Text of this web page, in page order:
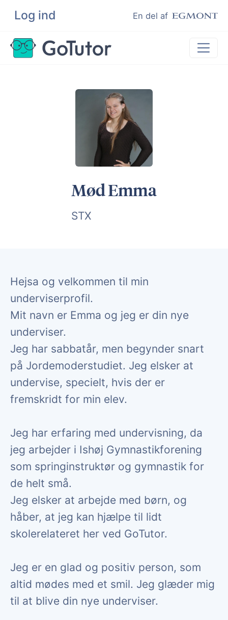
Log ind En del af
Søg
Lektiehjælp
Hjælp til ordblinde
Mød Emma
STX
Hejsa og velkommen til min
underviserprofil.
Mit navn er Emma og jeg er din nye
underviser.
Jeg har sabbatår, men begynder snart
på Jordemoderstudiet. Jeg elsker at
undervise, specielt, hvis der er
fremskridt for min elev.
Jeg har erfaring med undervisning, da
jeg arbejder i Ishøj Gymnastikforening
som springinstruktør og gymnastik for
de helt små.
Jeg elsker at arbejde med børn, og
håber, at jeg kan hjælpe til lidt
skolerelateret her ved GoTutor.
Jeg er en glad og positiv person, som
altid mødes med et smil. Jeg glæder mig
til at blive din nye underviser.